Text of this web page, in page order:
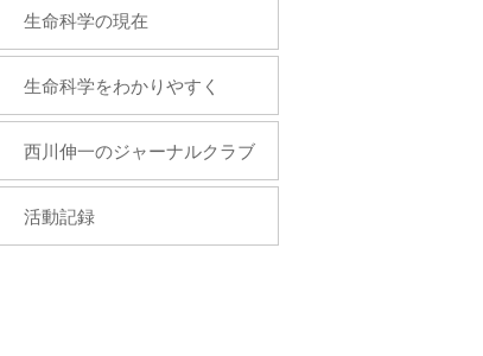
生命科学の現在
生命科学をわかりやすく
西川伸一のジャーナルクラブ
活動記録